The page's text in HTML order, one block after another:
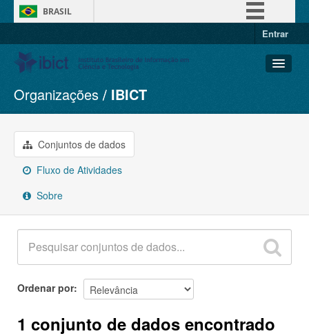
BRASIL
Entrar
Conjuntos de dados
Organizações
Grupos
Sobre
Organizações IBICT
Conjuntos de dados
Fluxo de Atividades
Sobre
Ordenar por
1 conjunto de dados encontrado